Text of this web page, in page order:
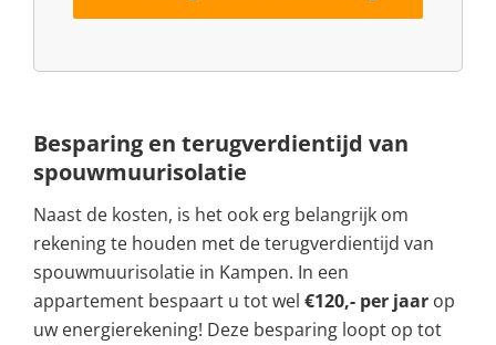
Besparing en terugverdientijd van
spouwmuurisolatie
Naast de kosten, is het ook erg belangrijk om
rekening te houden met de terugverdientijd van
spouwmuurisolatie in Kampen. In een
appartement bespaart u tot wel €120,- per jaar op
uw energierekening! Deze besparing loopt op tot